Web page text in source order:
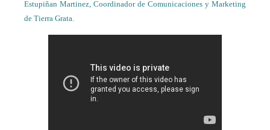
Estupiñan Martinez, Coordinador de Comunicaciones y Marketing
de Tierra Grata.